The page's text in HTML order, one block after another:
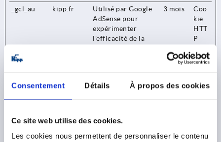
Consentement Détails À propos des cookies
Ce site web utilise des cookies.
Les cookies nous permettent de personnaliser le contenu
_gcl_au kipp.fr
Utilisé par Google
AdSense pour
expérimenter
l'efficacité de la
3 mois
Coo
kie
HTT
P
letagmana
Suit le taux de
bannières de
publicité sur le site
ML